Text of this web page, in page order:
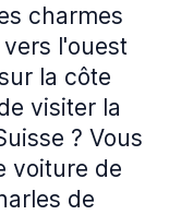
charmes
l'ouest
la côte
visiter la
? Vous
voiture de
de